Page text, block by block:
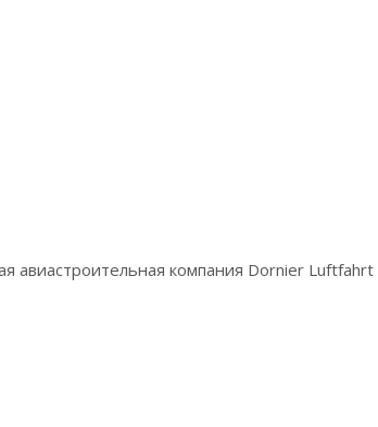
авиастроительная компания Dornier